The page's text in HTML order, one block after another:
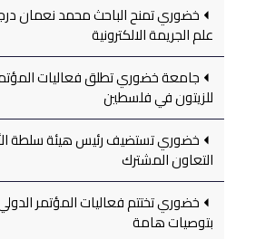
خضوري تمنح الباحث محمد نعمان
علم الجريمة الالكترونية
جامعة خضوري تطلق فعاليات
للزيتون في فلسطين
خضوري تستضيف رئيس هيئة سلطة
التعاون المشترك
خضوري تختتم فعاليات المؤتمر
بتوصيات هامة